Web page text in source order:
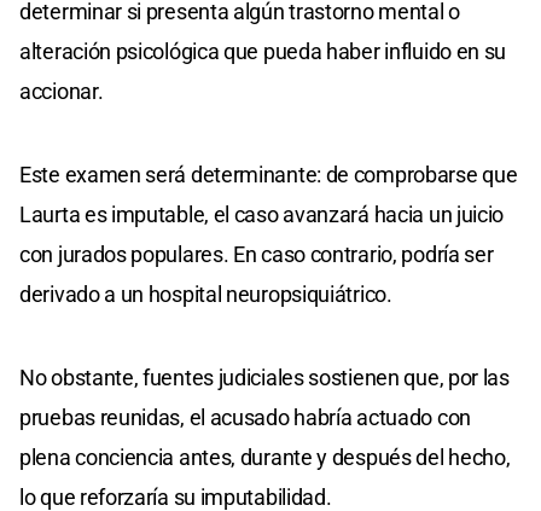
determinar si presenta algún trastorno mental o
alteración psicológica que pueda haber influido en su
accionar.
Este examen será determinante: de comprobarse que
Laurta es imputable, el caso avanzará hacia un juicio
con jurados populares. En caso contrario, podría ser
derivado a un hospital neuropsiquiátrico.
No obstante, fuentes judiciales sostienen que, por las
pruebas reunidas, el acusado habría actuado con
plena conciencia antes, durante y después del hecho,
lo que reforzaría su imputabilidad.